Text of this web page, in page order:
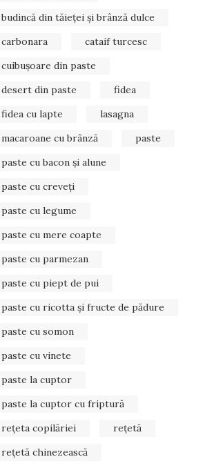
budincă din tăieței și brânză dulce
carbonara
cataif turcesc
cuibușoare din paste
desert din paste
fidea
fidea cu lapte
lasagna
macaroane cu brânză
paste
paste cu bacon și alune
paste cu creveți
paste cu legume
paste cu mere coapte
paste cu parmezan
paste cu piept de pui
paste cu ricotta și fructe de pădure
paste cu somon
paste cu vinete
paste la cuptor
paste la cuptor cu friptură
rețeta copilăriei
rețetă
rețetă chinezească